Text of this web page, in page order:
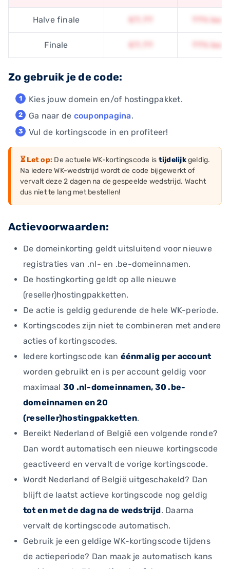
Halve finale ??%
Finale ??%
Zo gebruik je de code:
Kies jouw domein en/of hostingpakket.
Ga naar de couponpagina.
Vul de kortingscode in en profiteer!
⏳ Let op: De actuele WK-kortingscode is tijdelijkgeldig.
Na iedere WK-wedstrijd wordt de code bijgewerkt of
vervalt deze 2 dagen na de gespeelde wedstrijd. Wacht
dus niet te lang met bestellen!
Actievoorwaarden:
De domeinkorting geldt uitsluitend voor nieuwe
registraties van .nl- en .be-domeinnamen.
De hostingkorting geldt op alle nieuwe
(reseller)hostingpakketten.
De actie is geldig gedurende de hele WK-periode.
Kortingscodes zijn niet te combineren met andere
acties of kortingscodes.
Iedere kortingscode kan éénmalig per account
worden gebruikt en is per account geldig voor
maximaal 30 .nl-domeinnamen, 30 .be-
domeinnamen en 20
(reseller)hostingpakketten.
Bereikt Nederland of België een volgende ronde?
Dan wordt automatisch een nieuwe kortingscode
geactiveerd en vervalt de vorige kortingscode.
Wordt Nederland of België uitgeschakeld? Dan
blijft de laatst actieve kortingscode nog geldig
tot en met de dag na de wedstrijd. Daarna
vervalt de kortingscode automatisch.
Gebruik je een geldige WK-kortingscode tijdens
de actieperiode? Dan maak je automatisch kans